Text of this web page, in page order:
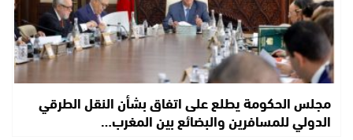
مجلس الحكومة يطلع على اتفاق بشأن النقل الطرقي
الدولي للمسافرين والبضائع بين المغرب…